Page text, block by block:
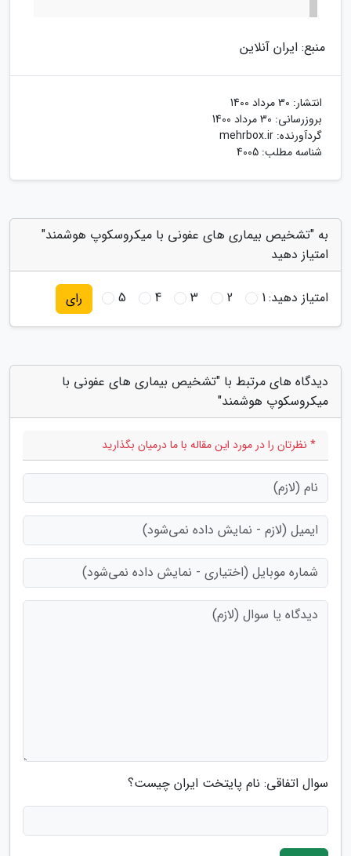
منبع: ایران آنلاین
انتشار: 30 مرداد 1400
بروزرسانی: 30 مرداد 1400
گردآورنده: mehrbox.ir
شناسه مطلب: 4005
به "تشخیص بیماری های عفونی با میکروسکوپ هوشمند"
امتیاز دهید
امتیاز دهید:1
2
3
4
5 رای
دیدگاه های مرتبط با "تشخیص بیماری های عفونی با
میکروسکوپ هوشمند"
* نظرتان را در مورد این مقاله با ما درمیان بگذارید
سوال اتفاقی: نام پایتخت ایران چیست؟